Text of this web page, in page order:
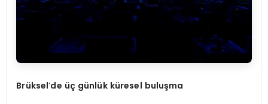
Brüksel’de üç günlük küresel buluşma